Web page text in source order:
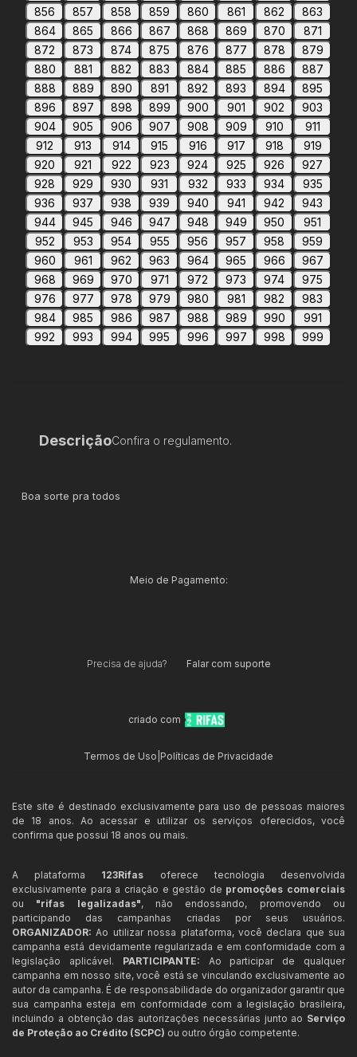
856
857 858 859 860 861 862
863
864
865 866 867 868 869 870
871
872
873 874 875 876 877 878
879
880
881 882 883 884 885 886
887
888
889 890 891 892 893 894
895
896
897 898 899 900 901 902
903
904
905 906 907 908 909 910
911
912
913 914 915 916 917 918
919
920
921 922 923 924 925 926
927
928
929 930 931 932 933 934
935
936
937 938 939 940 941 942
943
944
945 946 947 948 949 950
951
952
953 954 955 956 957 958
959
960
961 962 963 964 965 966
967
968
969 970 971 972 973 974
975
976
977 978 979 980 981 982
983
984
985 986 987 988 989 990
991
992
993 994 995 996 997 998 999
DescriçãoConfira o regulamento.
Boa sorte pra todos
Meio de Pagamento:
Precisa de ajuda? Falar com suporte
criado com
Termos de Uso Políticas de Privacidade
Este site é destinado exclusivamente para uso de pessoas maiores
de 18 anos. Ao acessar e utilizar os serviços oferecidos, você
confirma que possui 18 anos ou mais.
A plataforma 123Rifas oferece tecnologia desenvolvida
exclusivamente para a criação e gestão de promoções comerciais
ou "rifas legalizadas", não endossando, promovendo ou
participando das campanhas criadas por seus usuários.
ORGANIZADOR: Ao utilizar nossa plataforma, você declara que sua
campanha está devidamente regularizada e em conformidade com a
legislação aplicável. PARTICIPANTE: Ao participar de qualquer
campanha em nosso site, você está se vinculando exclusivamente ao
autor da campanha. É de responsabilidade do organizador garantir que
sua campanha esteja em conformidade com a legislação brasileira,
incluindo a obtenção das autorizações necessárias junto ao Serviço
de Proteção ao Crédito (SCPC) ou outro órgão competente.